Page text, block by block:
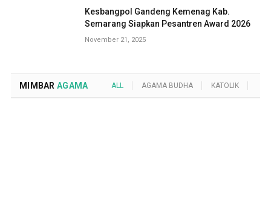
Kesbangpol Gandeng Kemenag Kab.
Semarang Siapkan Pesantren Award 2026
November 21, 2025
MIMBAR AGAMA ALL AGAMA BUDHA KATOLIK